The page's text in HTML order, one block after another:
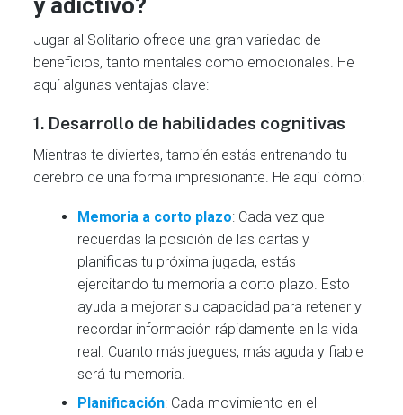
Jugar al Solitario ofrece una gran variedad de
beneficios, tanto mentales como emocionales. He
aquí algunas ventajas clave:
1. Desarrollo de habilidades cognitivas
Mientras te diviertes, también estás entrenando tu
cerebro de una forma impresionante. He aquí cómo:
Memoria a corto plazo: Cada vez que
recuerdas la posición de las cartas y
planificas tu próxima jugada, estás
ejercitando tu memoria a corto plazo. Esto
ayuda a mejorar su capacidad para retener y
recordar información rápidamente en la vida
real. Cuanto más juegues, más aguda y fiable
será tu memoria.
Planificación: Cada movimiento en el